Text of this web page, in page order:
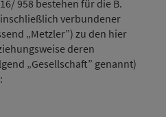
958 bestehen für die B.
verbundener
„Metzler”) zu den hier
deren
„Gesellschaft” genannt)